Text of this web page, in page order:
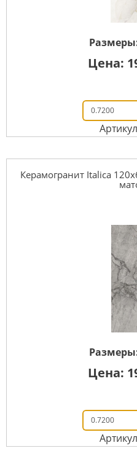
Цена:
Керамогранит Italica
Цена: